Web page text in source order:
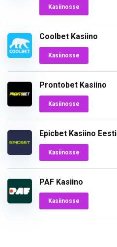
Kasiinosse
Coolbet Kasiino
Kasiinosse
Prontobet Kasiino
Kasiinosse
Epicbet Kasiino Eesti
Kasiinosse
PAF Kasiino
Kasiinosse